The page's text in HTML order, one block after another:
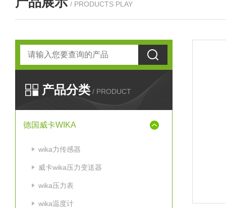
/ PRODUCTS PLAY
产品分类 / PRODUCT
德国威卡WIKA
wika力传感器
威卡wika压力变送器
wika压力表
wika温度计